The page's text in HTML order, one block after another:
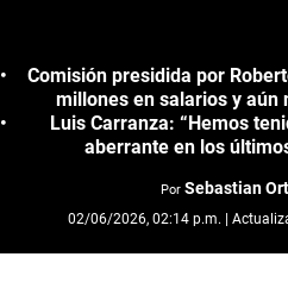
Comisión presidida por
millones en salarios y
Luis Carranza: “Hemos
aberrante en los
Por Sebastian
02/06/2026, 02:14 p.m. |